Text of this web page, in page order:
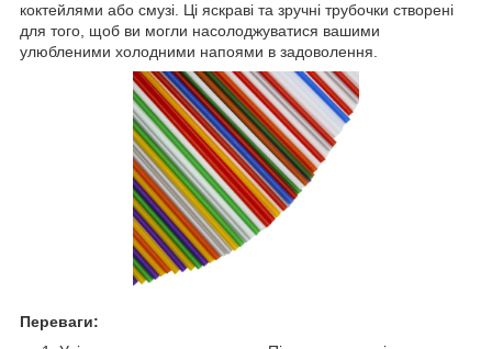
коктейлями або смузі. Ці яскраві та зручні трубочки створені
для того, щоб ви могли насолоджуватися вашими
улюбленими холодними напоями в задоволення.
Переваги: